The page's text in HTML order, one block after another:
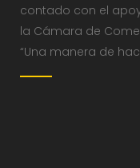
contado con el
la Cámara de
“Una manera de